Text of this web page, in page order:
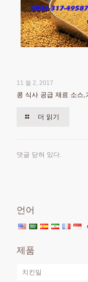
11 월 2, 2017
콩 식사 공급 재료 소스,
더 읽기
댓글 닫혀 있다.
언어
제품
치킨밀